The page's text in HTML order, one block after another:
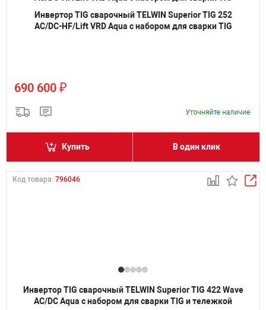
Инвертор TIG сварочный TELWIN Superior TIG 252
AC/DC-HF/Lift VRD Aqua с набором для сварки TIG
690 600 ₽
Купить В один клик
Код товара: 796046
Инвертор TIG сварочный TELWIN Superior TIG 422 Wave
AC/DC Aqua с набором для сварки TIG и тележкой